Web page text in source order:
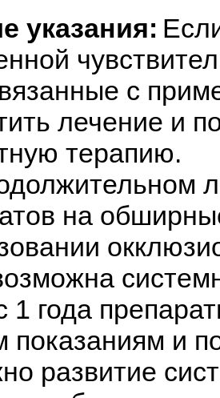
указания:
с
лечение и
терапию.
на
1 года
показаниям и
развитие